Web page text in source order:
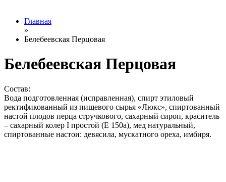
Главная
»
Белебеевская Перцовая
Белебеевская Перцовая
Состав:
Вода подготовленная (исправленная), спирт этиловый
ректификованный из пищевого сырья «Люкс», спиртованный
настой плодов перца стручкового, сахарный сироп, краситель
– сахарный колер І простой (Е 150а), мед натуральный,
спиртованные настои: девясила, мускатного ореха, имбиря.